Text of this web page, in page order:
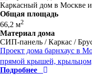
Каркасный дом в Москве
Общая площадь
66,2 м2
Материал дома
СИП-панель / Каркас /
Проект дома барнхаус в
прямой крышей,
Подробнее